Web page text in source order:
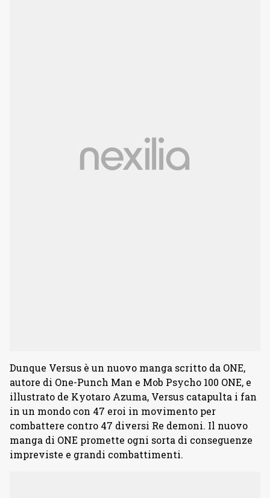
Dunque Versus è un nuovo manga scritto da ONE,
autore di One-Punch Man e Mob Psycho 100 ONE, e
illustrato de Kyotaro Azuma, Versus catapulta i fan
in un mondo con 47 eroi in movimento per
combattere contro 47 diversi Re demoni. Il nuovo
manga di ONE promette ogni sorta di conseguenze
impreviste e grandi combattimenti.